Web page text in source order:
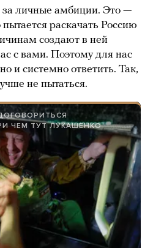
личные амбиции. Это —
раскачать Россию
создают в ней
с вами. Поэтому для нас
и системно ответить. Так,
не пытаться.
ЧЕМ ТУТ ЛУКАШЕНКО